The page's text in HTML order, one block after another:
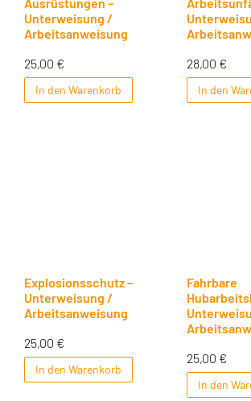
Unterweisung /
Arbeitsanweisung
25,00 €
In den Warenkorb
28,00 €
In den
Explosionsschutz –
Unterweisung /
Arbeitsanweisung
25,00 €
In den Warenkorb
Fahrbare
25,00 €
In den